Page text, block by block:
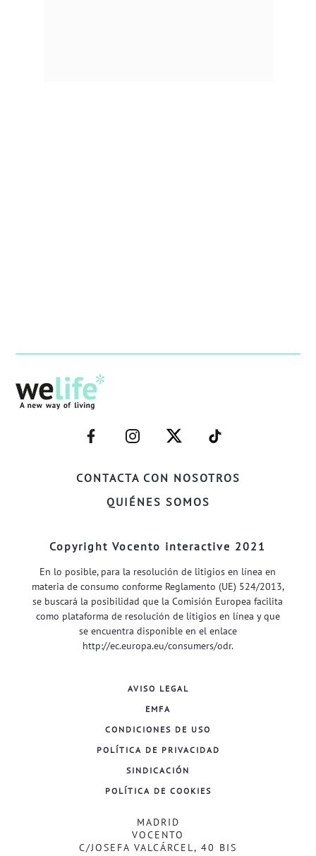
CONTACTA CON NOSOTROS
QUIÉNES SOMOS
–
FACEBOOK–
–
INSTAGRAM–
–
TWITTER–
–
WELIFE–
Copyright Vocento interactive 2021
En lo posible, para la resolución de litigios en línea en
materia de consumo conforme Reglamento (UE) 524/2013,
se buscará la posibilidad que la Comisión Europea facilita
como plataforma de resolución de litigios en línea y que
se encuentra disponible en el enlace
http://ec.europa.eu/consumers/odr.
AVISO LEGAL
EMFA
CONDICIONES DE USO
POLÍTICA DE PRIVACIDAD
SINDICACIÓN
POLÍTICA DE COOKIES
MADRID
VOCENTO
C/JOSEFA VALCÁRCEL, 40 BIS